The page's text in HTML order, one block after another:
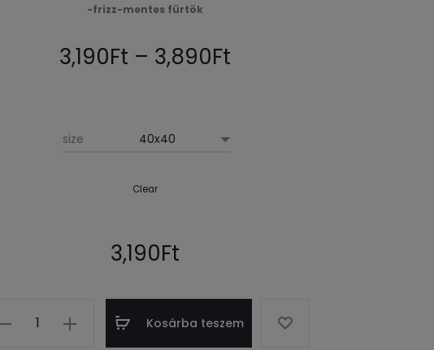
-frizz-mentes fürtök
3,190Ft – 3,890FtÁrtartomány:
-
size
Clear
3,190Ft
Mennyiség Kosárba teszem